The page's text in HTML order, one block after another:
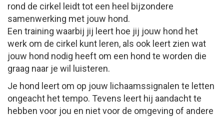
rond de cirkel leidt tot een heel bijzondere
samenwerking met jouw hond.
Een training waarbij jij leert hoe jij jouw hond het
werk om de cirkel kunt leren, als ook leert zien wat
jouw hond nodig heeft om een hond te worden die
graag naar je wil luisteren.
Je hond leert om op jouw lichaamssignalen te letten
ongeacht het tempo. Tevens leert hij aandacht te
hebben voor jou en niet voor de omgeving of andere